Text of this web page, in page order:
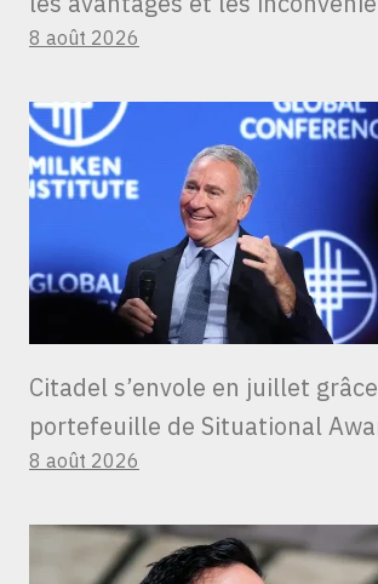
8 août 2026
Citadel s’envole en juillet
portefeuille de Situational
8 août 2026